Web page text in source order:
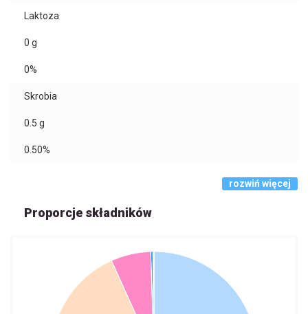
Laktoza
0 g
0%
Skrobia
0.5 g
0.50%
rozwiń więcej
Proporcje składników